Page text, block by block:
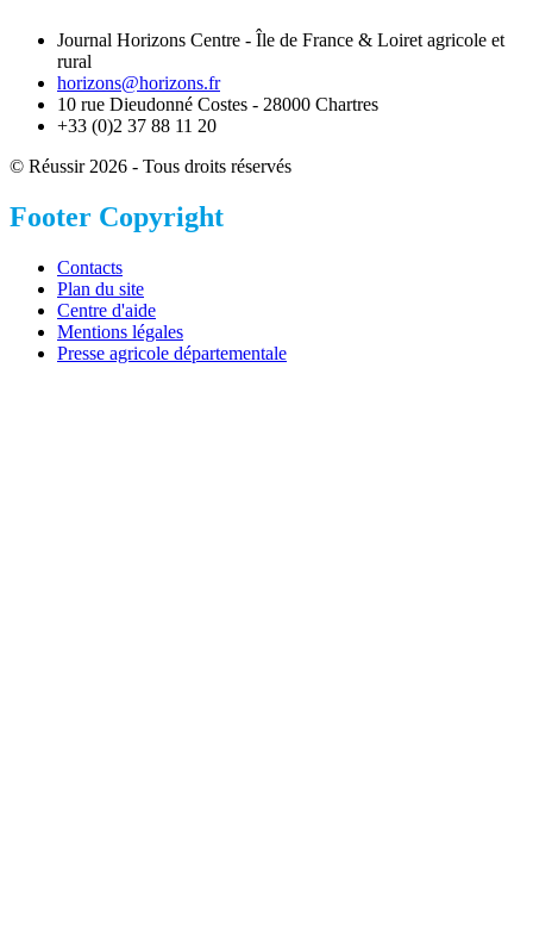
Journal Horizons Centre - Île de France & Loiret agricole et
rural
horizons@horizons.fr
10 rue Dieudonné Costes - 28000 Chartres
+33 (0)2 37 88 11 20
© Réussir 2026 - Tous droits réservés
Footer Copyright
Contacts
Plan du site
Centre d'aide
Mentions légales
Presse agricole départementale